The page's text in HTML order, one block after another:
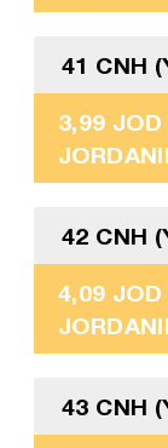
41 CNH
3,99 JOD
42 CNH
4,09 JOD
43 CNH